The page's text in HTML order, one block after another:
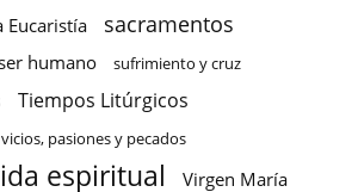
Eucaristía sacramentos
humano sufrimiento y cruz
Tiempos Litúrgicos
vicios, pasiones y pecados
espiritual Virgen María